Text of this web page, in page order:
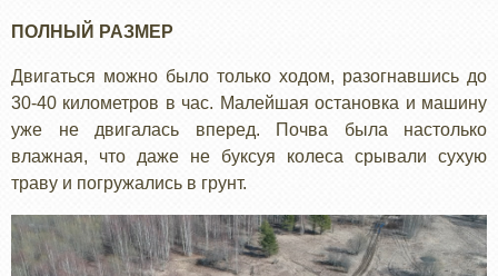
ПОЛНЫЙ РАЗМЕР
Двигаться можно было только ходом, разогнавшись до
30-40 километров в час. Малейшая остановка и машину
уже не двигалась вперед. Почва была настолько
влажная, что даже не буксуя колеса срывали сухую
траву и погружались в грунт.